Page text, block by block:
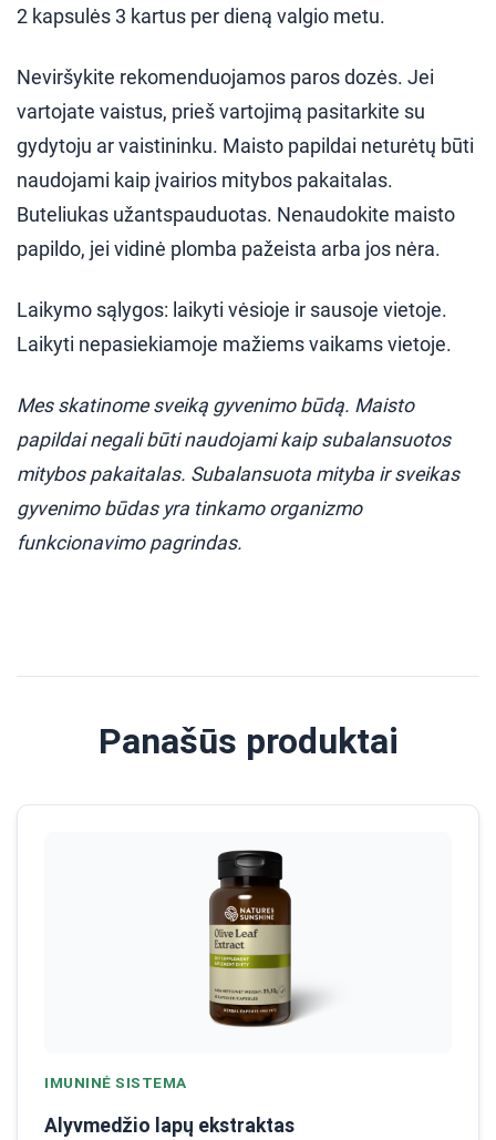
2 kapsulės 3 kartus per dieną valgio metu.
Neviršykite rekomenduojamos paros dozės. Jei
vartojate vaistus, prieš vartojimą pasitarkite su
gydytoju ar vaistininku. Maisto papildai neturėtų būti
naudojami kaip įvairios mitybos pakaitalas.
Buteliukas užantspauduotas. Nenaudokite maisto
papildo, jei vidinė plomba pažeista arba jos nėra.
Laikymo sąlygos: laikyti vėsioje ir sausoje vietoje.
Laikyti nepasiekiamoje mažiems vaikams vietoje.
Mes skatinome sveiką gyvenimo būdą. Maisto
papildai negali būti naudojami kaip subalansuotos
mitybos pakaitalas. Subalansuota mityba ir sveikas
gyvenimo būdas yra tinkamo organizmo
funkcionavimo pagrindas.
Panašūs produktai
IMUNINĖ SISTEMA
Alyvmedžio lapų ekstraktas